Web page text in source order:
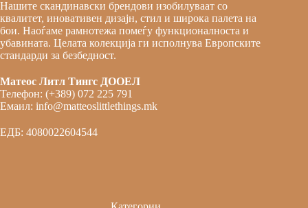
Нашите скандинавски брендови изобилуваат со
квалитет, иновативен дизајн, стил и широка палета на
бои. Наоѓаме рамнотежа помеѓу функционалноста и
убавината. Целата колекција ги исполнува Европските
стандарди за безбедност.
Матеос Литл Тингс ДООЕЛ
Телефон: (+389) 072 225 791
Емаил: info@matteoslittlethings.mk
ЕДБ: 4080022604544